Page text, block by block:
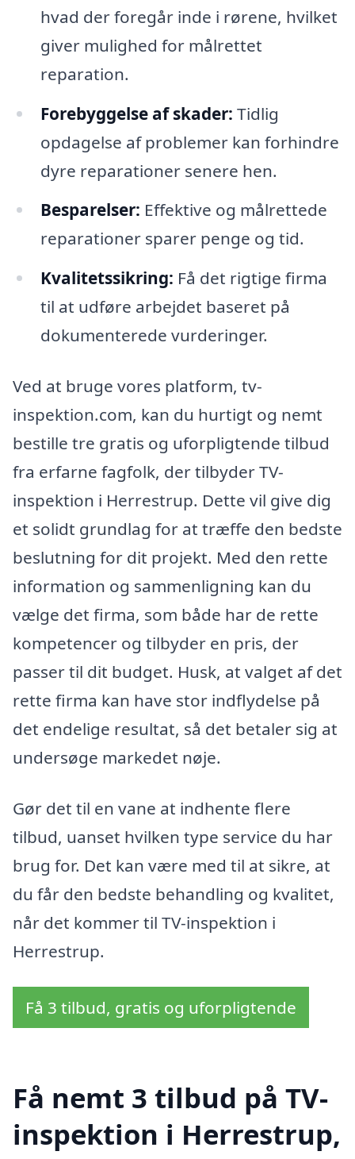
hvad der foregår inde i rørene, hvilket
giver mulighed for målrettet
reparation.
Forebyggelse af skader: Tidlig
opdagelse af problemer kan forhindre
dyre reparationer senere hen.
Besparelser: Effektive og målrettede
reparationer sparer penge og tid.
Kvalitetssikring: Få det rigtige firma
til at udføre arbejdet baseret på
dokumenterede vurderinger.
Ved at bruge vores platform, tv-
inspektion.com, kan du hurtigt og nemt
bestille tre gratis og uforpligtende tilbud
fra erfarne fagfolk, der tilbyder TV-
inspektion i Herrestrup. Dette vil give dig
et solidt grundlag for at træffe den bedste
beslutning for dit projekt. Med den rette
information og sammenligning kan du
vælge det firma, som både har de rette
kompetencer og tilbyder en pris, der
passer til dit budget. Husk, at valget af det
rette firma kan have stor indflydelse på
det endelige resultat, så det betaler sig at
undersøge markedet nøje.
Gør det til en vane at indhente flere
tilbud, uanset hvilken type service du har
brug for. Det kan være med til at sikre, at
du får den bedste behandling og kvalitet,
når det kommer til TV-inspektion i
Herrestrup.
Få 3 tilbud, gratis og uforpligtende
Få nemt 3 tilbud på TV-
inspektion i Herrestrup,